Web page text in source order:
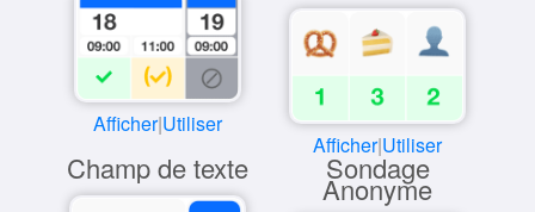
Afficher|Utiliser
Afficher|Utiliser
Champ de texte Sondage
Anonyme